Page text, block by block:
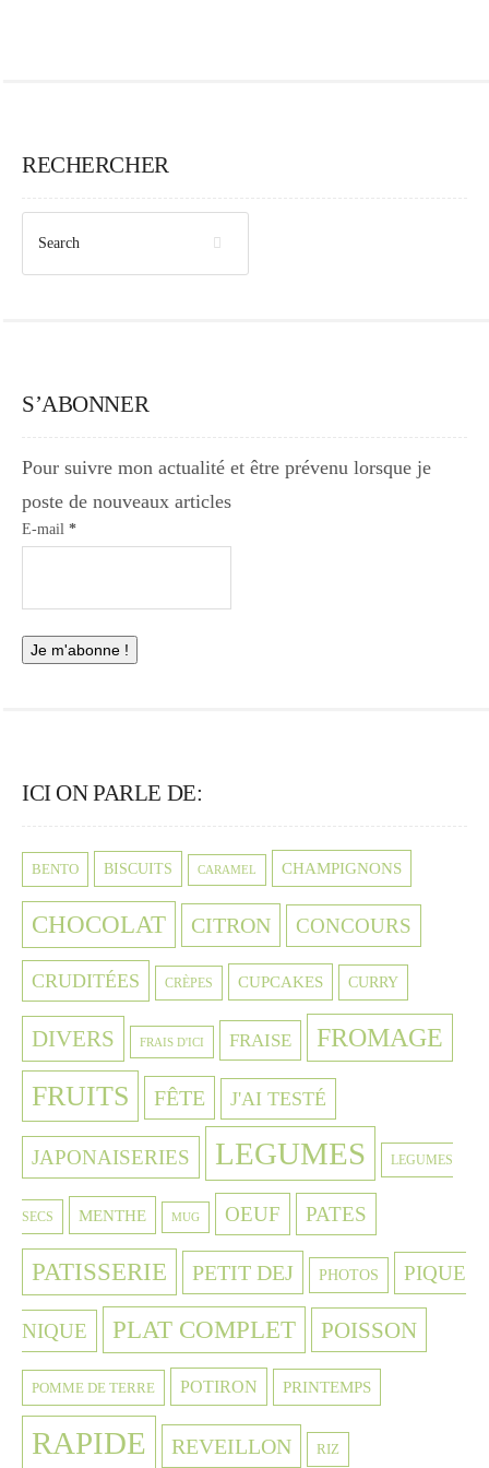
RECHERCHER
S’ABONNER
Pour suivre mon actualité et être prévenu lorsque je
poste de nouveaux articles
E-mail *
ICI ON PARLE DE:
BENTO BISCUITS CARAMEL CHAMPIGNONS
CHOCOLAT CITRON CONCOURS
CRUDITÉES CRÈPES CUPCAKES CURRY
DIVERS FRAIS D'ICI FRAISE FROMAGE
FRUITS FÊTE J'AI TESTÉ
JAPONAISERIES LEGUMES LEGUMES
SECS MENTHE MUG OEUF PATES
PATISSERIE PETIT DEJ PHOTOS PIQUE
NIQUE PLAT COMPLET POISSON
POMME DE TERRE POTIRON PRINTEMPS
RAPIDE REVEILLON RIZ